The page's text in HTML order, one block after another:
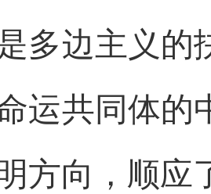
多边主义的
运共同体的
方向，顺应